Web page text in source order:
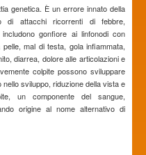
genetica. È un errore innato della
di attacchi ricorrenti di febbre,
gonfiore ai linfonodi con
mal di testa, gola infiammata,
diarrea, dolore alle articolazioni e
colpite possono sviluppare
sviluppo, riduzione della vista e
un componente del sangue,
origine al nome alternativo di